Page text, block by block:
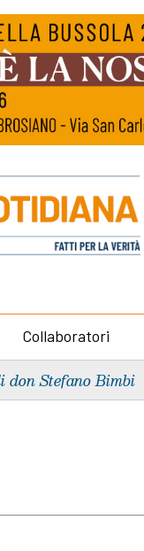
Collaboratori
don Stefano Bimbi